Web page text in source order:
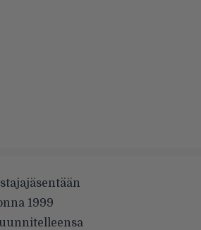
1999